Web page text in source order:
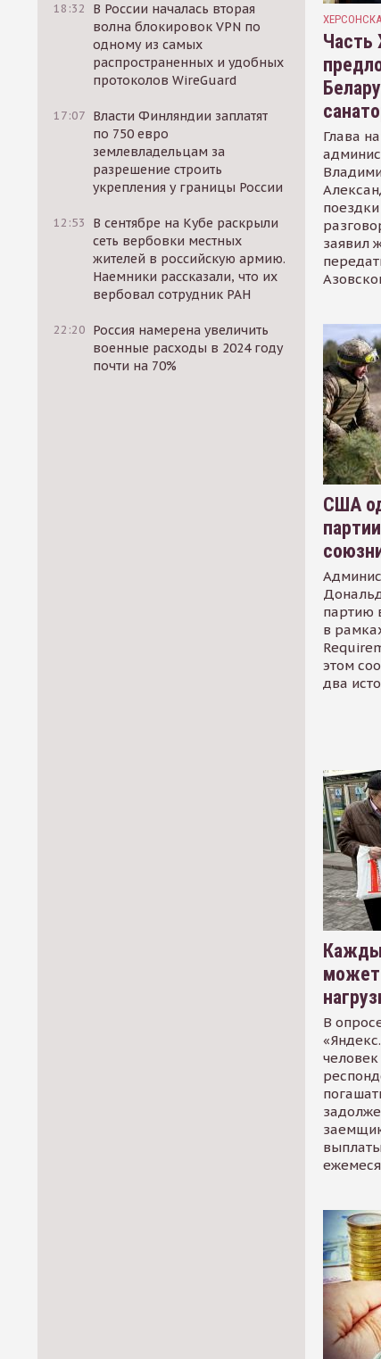
18:32
В России началась вторая
волна блокировок VPN по
одному из самых
распространенных и удобных
протоколов WireGuard
17:07 Власти Финляндии заплатят
по 750 евро
землевладельцам за
разрешение строить
укрепления у границы России
12:53
В сентябре на Кубе раскрыли
сеть вербовки местных
жителей в российскую армию.
Наемники рассказали, что их
вербовал сотрудник РАН
22:20 Россия намерена увеличить
военные расходы в 2024 году
почти на 70%
Часть
Глава
заявил
США
партию
в
этом
два
может
В